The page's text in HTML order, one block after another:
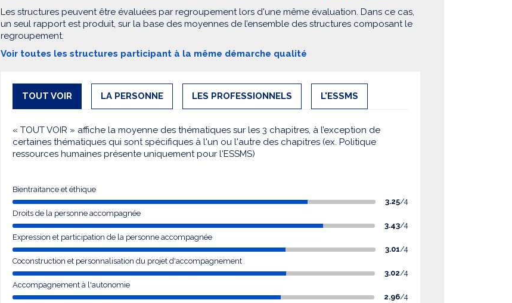
Les structures peuvent être évaluées par regroupement lors d'une même évaluation. Dans ce cas,
un seul rapport est produit, sur la base des moyennes de l’ensemble des structures composant le
regroupement.
Voir toutes les structures participant à la même démarche qualité
TOUT VOIR LA PERSONNE LES PROFESSIONNELS L'ESSMS
« TOUT VOIR » affiche la moyenne des thématiques sur les 3 chapitres, à l’exception de
certaines thématiques qui sont spécifiques à l'un ou l'autre des chapitres (ex. Politique
ressources humaines présente uniquement pour l'ESSMS)
Bientraitance et éthique
3.25/4
Droits de la personne accompagnée
3.43/4
Expression et participation de la personne accompagnée
3.01/4
Coconstruction et personnalisation du projet d'accompagnement
3.02/4
Accompagnement à l'autonomie
2.96/4